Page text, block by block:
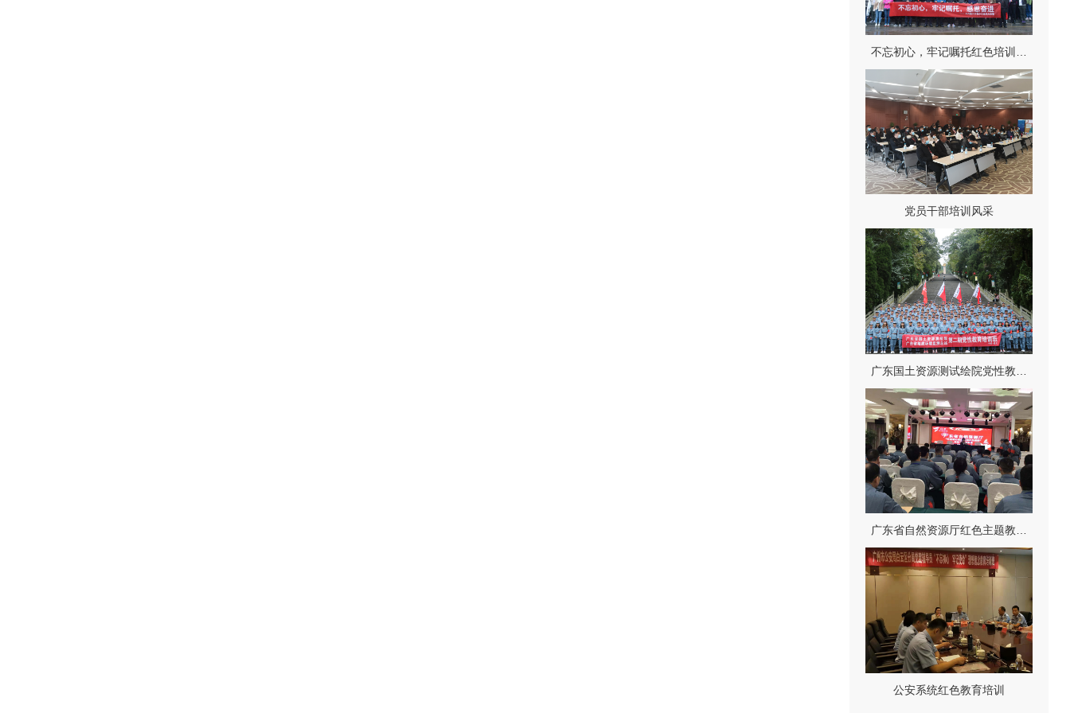
不忘初心，牢记嘱托红色培训…
党员干部培训风采
广东国土资源测试绘院党性教…
广东省自然资源厅红色主题教…
公安系统红色教育培训